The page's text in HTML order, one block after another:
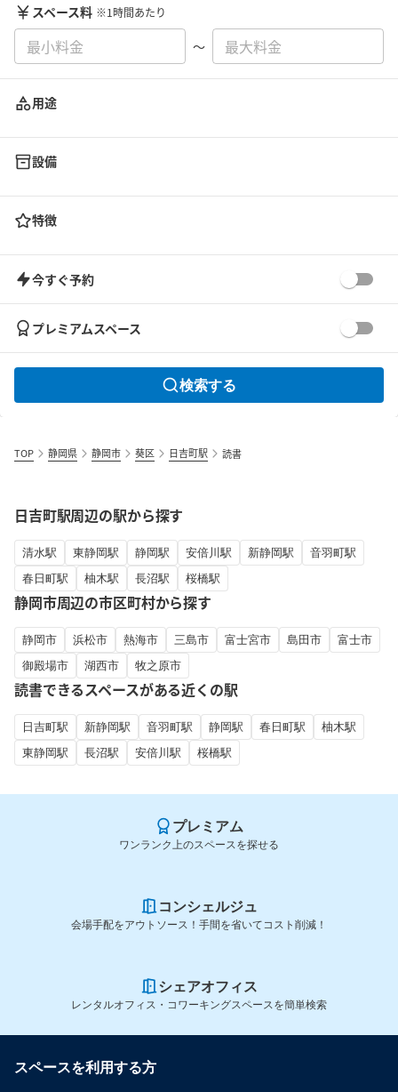
スペース料 ※1時間あたり
〜
用途
設備
特徴
今すぐ予約
プレミアムスペース
検索する
TOP 静岡県 静岡市 葵区 日吉町駅 読書
日吉町駅周辺の駅から探す
清水駅 東静岡駅 静岡駅 安倍川駅 新静岡駅
音羽町駅
春日町駅
柚木駅 長沼駅 桜橋駅
静岡市周辺の市区町村から探す
静岡市 浜松市 熱海市 三島市 富士宮市 島田市
富士市
御殿場市
湖西市 牧之原市
読書できるスペースがある近くの駅
日吉町駅 新静岡駅 音羽町駅 静岡駅 春日町駅
柚木駅
東静岡駅
長沼駅 安倍川駅 桜橋駅
プレミアム
ワンランク上のスペースを探せる
コンシェルジュ
会場手配をアウトソース！手間を省いてコスト削減！
シェアオフィス
レンタルオフィス・コワーキングスペースを簡単検索
スペースを利用する方